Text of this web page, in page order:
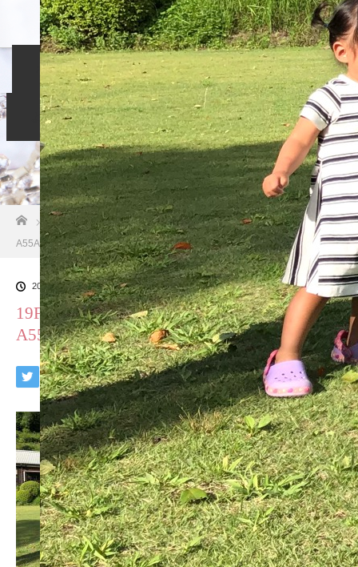
ホーム 入会のご案内 当相談所について
よくある質問 ご成婚者の声 お問い合わせ
スタッフブログ
ホーム
ブログ一覧
19FDD9D0-3106-4012-AF6B-
A55A4E13B0AD
2018.10.26
19FDD9D0-3106-4012-AF6B-
A55A4E13B0AD